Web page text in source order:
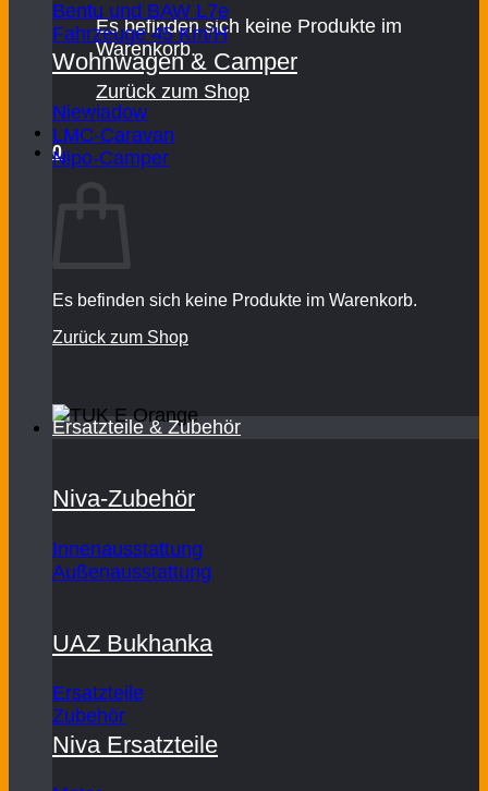
Es befinden sich keine Produkte im
Warenkorb.
Zurück zum Shop
0
Warenkorb
Es befinden sich keine Produkte im Warenkorb.
Zurück zum Shop
Bentu und BAW L7e
Fahrzeuge 45 Km/H
Wohnwagen & Camper
Niewiadow
LMC-Caravan
Nipo-Camper
Ersatzteile & Zubehör
Niva-Zubehör
Innenausstattung
Außenausstattung
UAZ Bukhanka
Ersatzteile
Zubehör
Niva Ersatzteile